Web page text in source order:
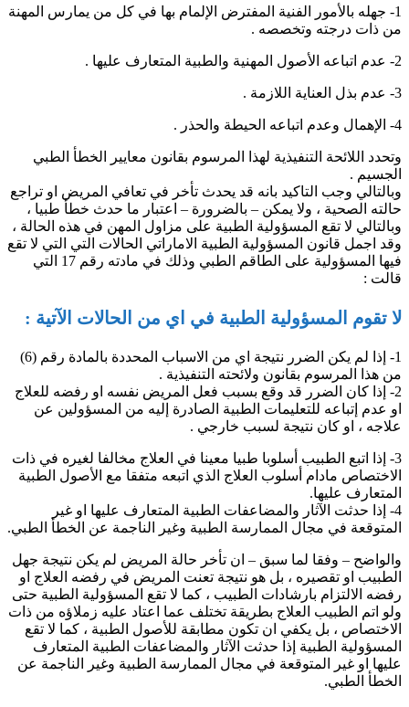
1- جهله بالأمور الفنية المفترض الإلمام بها في كل من يمارس المهنة
من ذات درجته وتخصصه .
2- عدم اتباعه الأصول المهنية والطبية المتعارف عليها .
3- عدم بذل العناية اللازمة .
4- الإهمال وعدم اتباعه الحيطة والحذر .
وتحدد اللائحة التنفيذية لهذا المرسوم بقانون معايير الخطأ الطبي
الجسيم .
وبالتالي وجب التاكيد بانه قد يحدث تأخر في تعافي المريض او تراجع
حالته الصحية ، ولا يمكن – بالضرورة – اعتبار ما حدث خطأ طبيا ،
وبالتالي لا تقع المسؤولية الطبية على مزاول المهن في هذه الحالة ،
وقد اجمل قانون المسؤولية الطبية الاماراتي الحالات التي التي لا تقع
فيها المسؤولية على الطاقم الطبي وذلك في مادته رقم 17 التي
قالت :
لا تقوم المسؤولية الطبية في اي من الحالات الآتية :
1- إذا لم يكن الضرر نتيجة اي من الاسباب المحددة بالمادة رقم (6)
من هذا المرسوم بقانون ولائحته التنفيذية .
2- إذا كان الضرر قد وقع بسبب فعل المريض نفسه او رفضه للعلاج
او عدم إتباعه للتعليمات الطبية الصادرة إليه من المسؤولين عن
علاجه ، او كان نتيجة لسبب خارجي .
3- إذا اتبع الطبيب أسلوبا طبيا معينا في العلاج مخالفا لغيره في ذات
الاختصاص مادام أسلوب العلاج الذي اتبعه متفقا مع الأصول الطبية
المتعارف عليها.
4- إذا حدثت الآثار والمضاعفات الطبية المتعارف عليها او غير
المتوقعة في مجال الممارسة الطبية وغير الناجمة عن الخطأ الطبي.
والواضح – وفقا لما سبق – ان تأخر حالة المريض لم يكن نتيجة جهل
الطبيب او تقصيره ، بل هو نتيجة تعنت المريض في رفضه العلاج او
رفضه الالتزام بارشادات الطبيب ، كما لا تقع المسؤولية الطبية حتى
ولو اتم الطبيب العلاج بطريقة تختلف عما اعتاد عليه زملاؤه من ذات
الاختصاص ، بل يكفي ان تكون مطابقة للأصول الطبية ، كما لا تقع
المسؤولية الطبية إذا حدثت الآثار والمضاعفات الطبية المتعارف
عليها او غير المتوقعة في مجال الممارسة الطبية وغير الناجمة عن
الخطأ الطبي.